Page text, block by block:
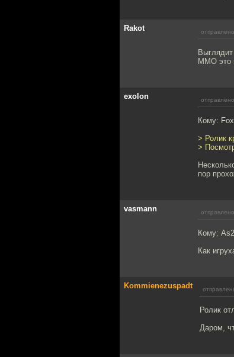
Rakot
ММО это
exolon
Кому:
> Ролик
>
пор
vasmann
Кому:
Как
Kommienezuspadt
Ролик
Даром,